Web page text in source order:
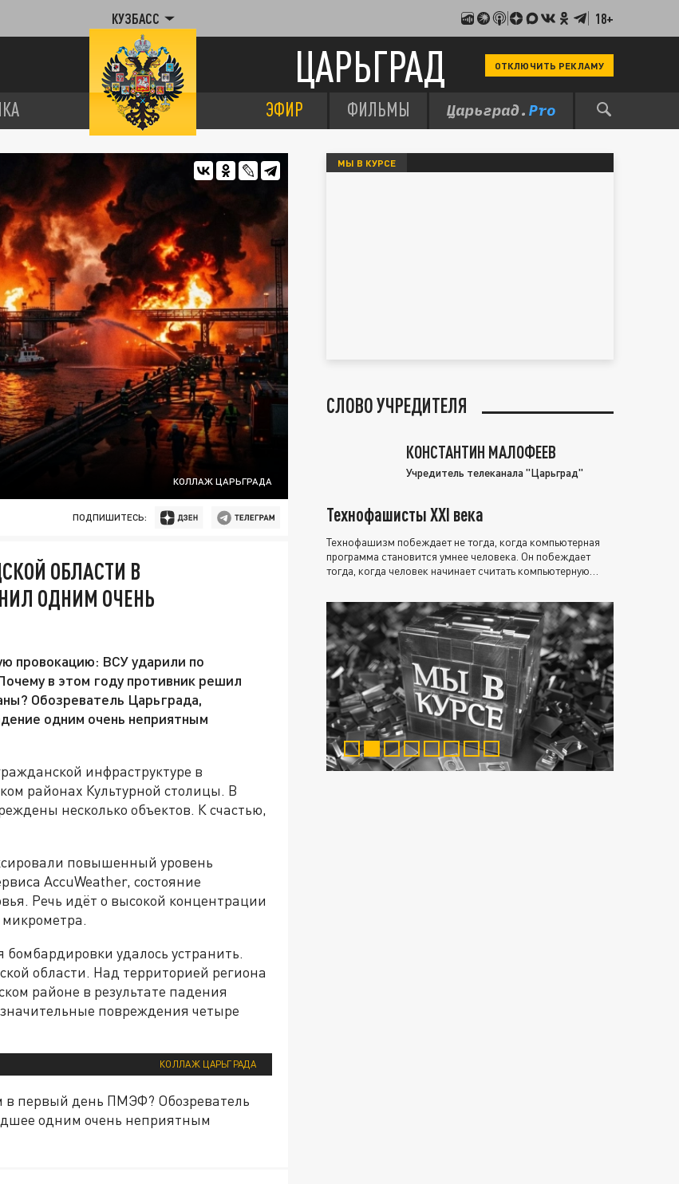
КУЗБАСС 18+
ЦАРЬГРАД ОТКЛЮЧИТЬ РЕКЛАМУ
ЭФИР ФИЛЬМЫ
КОЛЛАЖ ЦАРЬГРАДА
ПОДПИШИТЕСЬ:
ОБЛАСТИ В
ОДНИМ ОЧЕНЬ
провокацию: ВСУ ударили по
в этом году противник решил
Обозреватель Царьграда,
одним очень неприятным
инфраструктуре в
районах Культурной столицы. В
несколько объектов. К счастью,
повышенный уровень
AccuWeather, состояние
Речь идёт о высокой концентрации
удалось устранить.
области. Над территорией региона
районе в результате падения
повреждения четыре
КОЛЛАЖ ЦАРЬГРАДА
в первый день ПМЭФ? Обозреватель
одним очень неприятным
МЫ В КУРСЕ
СЛОВО УЧРЕДИТЕЛЯ
КОНСТАНТИН МАЛОФЕЕВ
Учредитель телеканала "Царьград"
Технофашисты XXI века
Технофашизм побеждает не тогда, когда компьютерная
программа становится умнее человека. Он побеждает
тогда, когда человек начинает считать компьютерную